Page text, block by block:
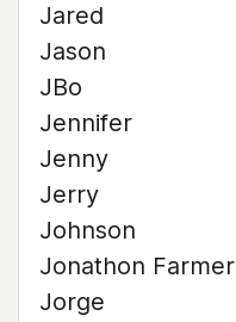
Jared
Jason
JBo
Jennifer
Jenny
Jerry
Johnson
Jonathon Farmer
Jorge